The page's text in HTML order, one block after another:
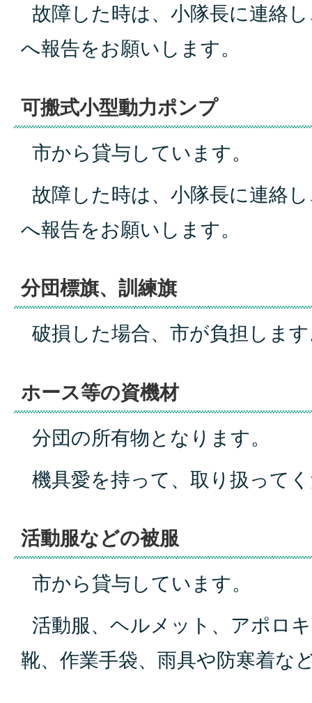
故障した時は、小隊長に連絡
へ報告をお願いします。
可搬式小型動力ポンプ
市から貸与しています。
故障した時は、小隊長に連絡
へ報告をお願いします。
分団標旗、訓練旗
破損した場合、市が負担しま
ホース等の資機材
分団の所有物となります。
機具愛を持って、取り扱って
活動服などの被服
市から貸与しています。
活動服、ヘルメット、アポロ
靴、作業手袋、雨具や防寒着な